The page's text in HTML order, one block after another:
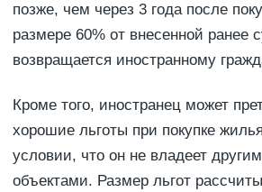
позже, чем через 3 года после
размере 60% от внесенной ранее
возвращается иностранному
Кроме того, иностранец может
хорошие льготы при покупке
условии, что он не владеет
объектами. Размер льгот